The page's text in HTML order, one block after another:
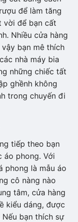
để làm tăng
vời để bạn cất
Nhiều cửa hàng
bạn mê thích
nhà máy bia
những chiếc tất
ghềnh không
trong chuyến đi
tiếp theo bạn
áo phong. Với
phong là mẫu áo
cô nàng nào
tâm, cửa hàng
kiểu dáng, được
bạn thích sự